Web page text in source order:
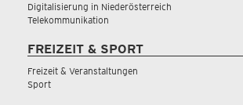
Digitalisierung in Niederösterreich
Telekommunikation
FREIZEIT & SPORT
Freizeit & Veranstaltungen
Sport